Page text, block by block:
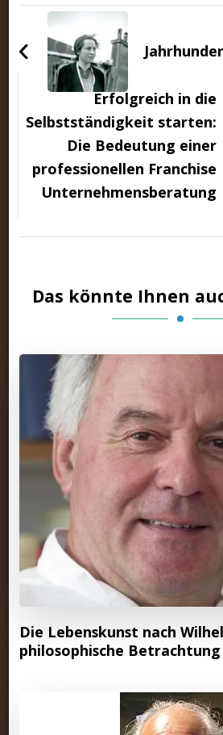
Erfolgreich in die
Selbstständigkeit starten:
Die Bedeutung einer
professionellen Franchise
Unternehmensberatung
Das könnte Ihnen
Die Lebenskunst nach
philosophische Betrachtung